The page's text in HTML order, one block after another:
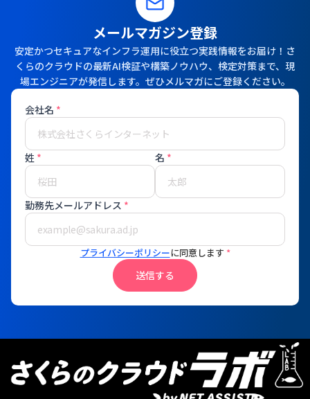
メールマガジン登録
安定かつセキュアなインフラ運用に役立つ実践情報をお届け！さ
くらのクラウドの最新AI検証や構築ノウハウ、検定対策まで、現
場エンジニアが発信します。ぜひメルマガにご登録ください。
会社名 *
姓 * 名 *
勤務先メールアドレス *
プライバシーポリシーに同意します *
送信する